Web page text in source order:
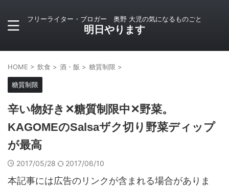
フリーライター・ブロガー 奥野 大児の気になるものごと
明日やります
HOME > 飲食 > 酒・飯 > 糖質制限 >
糖質制限
辛い物好き✕糖質制限中✕野菜。
KAGOMEのSalsaザク切り野菜ディップ
が最高
2017/05/28 2017/06/10
本記事には広告のリンクが含まれる場合がありま